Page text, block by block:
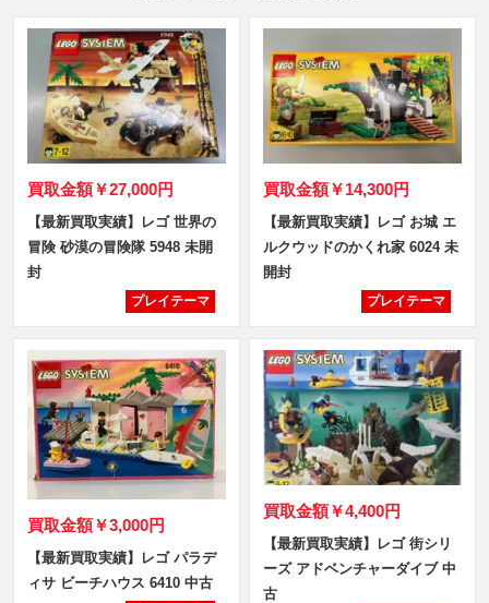
買取金額￥27,000円
【最新買取実績】レゴ 世界の
冒険 砂漠の冒険隊 5948 未開
封
プレイテーマ
買取金額￥14,300円
【最新買取実績】レゴ お城 エ
ルクウッドのかくれ家 6024 未
開封
プレイテーマ
買取金額￥3,000円
【最新買取実績】レゴ パラデ
ィサ ビーチハウス 6410 中古
買取金額￥4,400円
【最新買取実績】レゴ 街シリ
ーズ アドベンチャーダイブ 中
古